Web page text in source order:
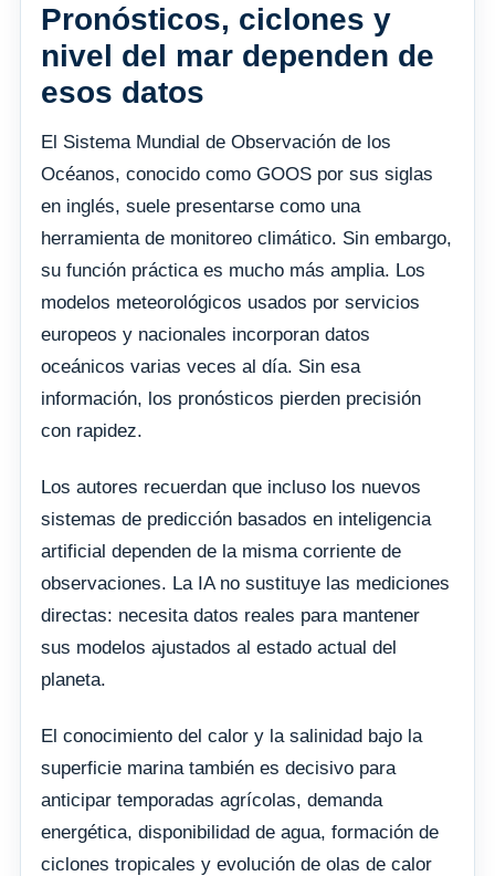
Pronósticos, ciclones y
nivel del mar dependen de
esos datos
El Sistema Mundial de Observación de los
Océanos, conocido como GOOS por sus siglas
en inglés, suele presentarse como una
herramienta de monitoreo climático. Sin embargo,
su función práctica es mucho más amplia. Los
modelos meteorológicos usados por servicios
europeos y nacionales incorporan datos
oceánicos varias veces al día. Sin esa
información, los pronósticos pierden precisión
con rapidez.
Los autores recuerdan que incluso los nuevos
sistemas de predicción basados en inteligencia
artificial dependen de la misma corriente de
observaciones. La IA no sustituye las mediciones
directas: necesita datos reales para mantener
sus modelos ajustados al estado actual del
planeta.
El conocimiento del calor y la salinidad bajo la
superficie marina también es decisivo para
anticipar temporadas agrícolas, demanda
energética, disponibilidad de agua, formación de
ciclones tropicales y evolución de olas de calor